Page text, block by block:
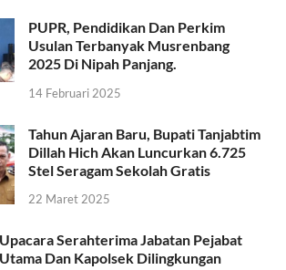
PUPR, Pendidikan Dan Perkim
Usulan Terbanyak Musrenbang
2025 Di Nipah Panjang.
14 Februari 2025
Tahun Ajaran Baru, Bupati Tanjabtim
Dillah Hich Akan Luncurkan 6.725
Stel Seragam Sekolah Gratis
22 Maret 2025
Upacara Serahterima Jabatan Pejabat
Utama Dan Kapolsek Dilingkungan